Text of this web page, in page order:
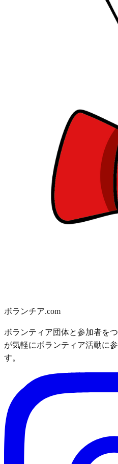
ボランチア.com
ボランティア団体と参加者を
が気軽にボランティア活動に
す。